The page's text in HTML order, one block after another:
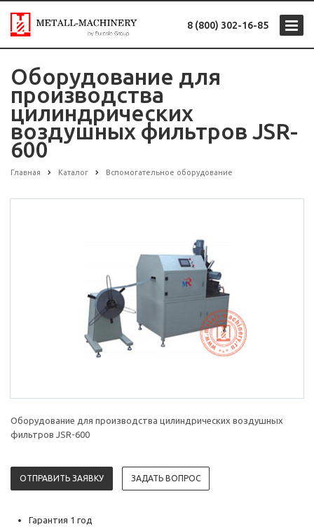
8 (800) 302-16-85
Оборудование для
производства
цилиндрических
воздушных фильтров JSR-
600
Главная Каталог Вспомогательное оборудование
Оборудование для производства цилиндрических воздушных
фильтров JSR-600
ОТПРАВИТЬ ЗАЯВКУ ЗАДАТЬ ВОПРОС
Гарантия 1 год